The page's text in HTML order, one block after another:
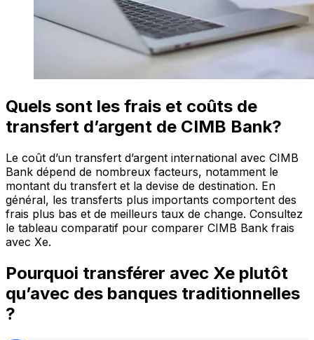
Quels sont les frais et coûts de
transfert d’argent de CIMB Bank?
Le coût d’un transfert d’argent international avec CIMB
Bank dépend de nombreux facteurs, notamment le
montant du transfert et la devise de destination. En
général, les transferts plus importants comportent des
frais plus bas et de meilleurs taux de change. Consultez
le tableau comparatif pour comparer CIMB Bank frais
avec Xe.
Pourquoi transférer avec Xe plutôt
qu’avec des banques traditionnelles
?